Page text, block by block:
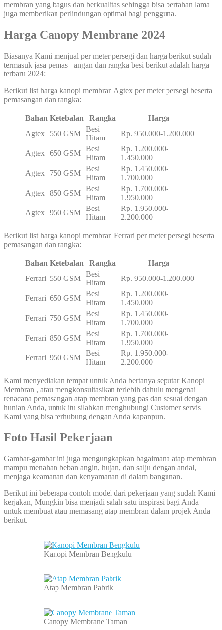
membran yang bagus dan berkualitas sehingga bisa bertahan lama
juga memberikan perlindungan optimal bagi pengguna.
Harga Canopy Membrane 2024
Biasanya Kami menjual per meter persegi dan harga berikut sudah
termasuk jasa pemas angan dan rangka besi berikut adalah harga
terbaru 2024:
Berikut list harga kanopi membran Agtex per meter persegi beserta
pemasangan dan rangka:
Bahan Ketebalan Rangka
Harga
Agtex
550 GSM
Besi
Hitam
Rp. 950.000-1.200.000
Agtex 650 GSM
Besi
Hitam
Rp. 1.200.000-
1.450.000
Agtex
750 GSM
Besi
Hitam
Rp. 1.450.000-
1.700.000
Agtex
850 GSM
Besi
Hitam
Rp. 1.700.000-
1.950.000
Agtex
950 GSM
Besi
Hitam
Rp. 1.950.000-
2.200.000
Berikut list harga kanopi membran Ferrari per meter persegi beserta
pemasangan dan rangka:
Bahan Ketebalan Rangka
Harga
Ferrari 550 GSM
Besi
Hitam
Rp. 950.000-1.200.000
Ferrari 650 GSM
Besi
Hitam
Rp. 1.200.000-
1.450.000
Ferrari 750 GSM
Besi
Hitam
Rp. 1.450.000-
1.700.000
Ferrari 850 GSM
Besi
Hitam
Rp. 1.700.000-
1.950.000
Ferrari 950 GSM
Besi
Hitam
Rp. 1.950.000-
2.200.000
Kami menyediakan tempat untuk Anda bertanya seputar Kanopi
Membran , atau mengkonsultasikan terlebih dahulu mengenai
renacana pemasangan atap membran yang pas dan sesuai dengan
hunian Anda, untuk itu silahkan menghubungi Customer servis
Kami yang bisa terhubung dengan Anda kapanpun.
Foto Hasil Pekerjaan
Gambar-gambar ini juga mengungkapkan bagaimana atap membran
mampu menahan beban angin, hujan, dan salju dengan andal,
menjaga keamanan dan kenyamanan di dalam bangunan.
Berikut ini beberapa contoh model dari pekerjaan yang sudah Kami
kerjakan, Mungkin bisa menjadi salah satu inspirasi bagi Anda
untuk membuat atau memasang atap membran dalam projek Anda
berikut.
Kanopi Membran Bengkulu
Atap Membran Pabrik
Canopy Membrane Taman